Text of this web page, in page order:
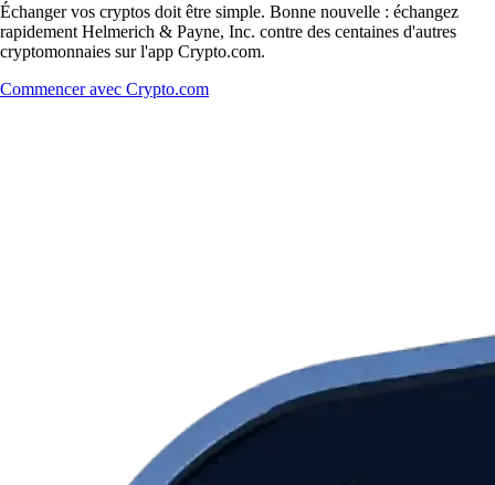
Échanger vos cryptos doit être simple. Bonne nouvelle : échangez
rapidement Helmerich & Payne, Inc. contre des centaines d'autres
cryptomonnaies sur l'app Crypto.com.
Commencer avec Crypto.com